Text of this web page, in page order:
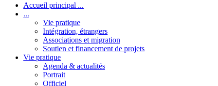
Accueil principal ...
...
Vie pratique
Intégration, étrangers
Associations et migration
Soutien et financement de projets
Vie pratique
Agenda & actualités
Portrait
Officiel